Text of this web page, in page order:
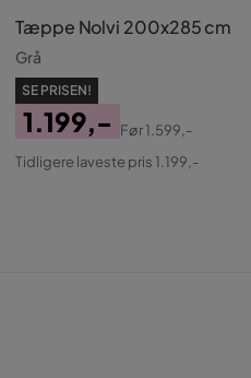
Tæppe Nolvi 200x285 cm
Grå
SE PRISEN!
Pris
1.199,-
Original
Før1.599,-
Tidligere laveste pris 1.199,-